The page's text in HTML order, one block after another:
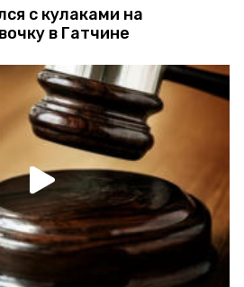
с кулаками на
в Гатчине